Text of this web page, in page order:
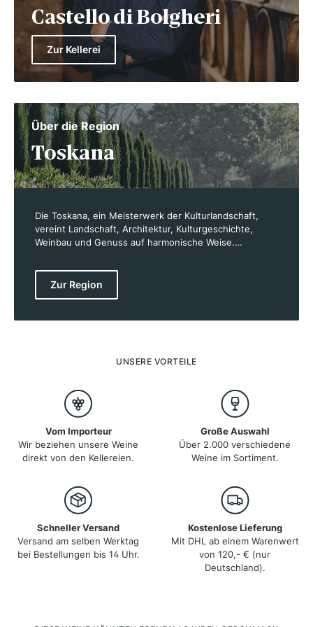
Castello di Bolgheri
Zur Kellerei
Über die Region
Toskana
Die Toskana, ein Meisterwerk der Kulturlandschaft,
vereint Landschaft, Architektur, Kulturgeschichte,
Weinbau und Genuss auf harmonische Weise.
haben die anmutige Region verewigt. Schon vor den
Römern pflanzten die Etrusker Rebstöcke, und die
Toskana einige der berühmtesten Rotweine Italiens wie
Jahrzehnten neu erfunden und gehört zu den
Zur Region
UNSERE VORTEILE
Vom Importeur
Wir beziehen unsere Weine
direkt von den Kellereien.
Große Auswahl
Über 2.000 verschiedene
Weine im Sortiment.
Schneller Versand
Versand am selben Werktag
bei Bestellungen bis 14 Uhr.
Kostenlose Lieferung
Mit DHL ab einem Warenwert
von 120,- € (nur
Deutschland).